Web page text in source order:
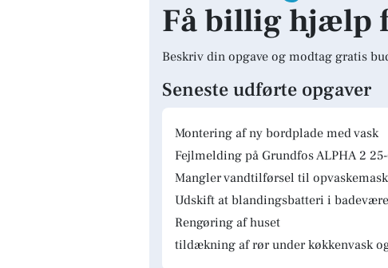
Få billig hjælp
Beskriv din opgave og modtag gratis
Seneste udførte opgaver
Montering af ny bordplade med vask
Fejlmelding på Grundfos ALPHA 2
Mangler vandtilførsel til
Udskift at blandingsbatteri i
Rengøring af huset
tildækning af rør under køkkenvask